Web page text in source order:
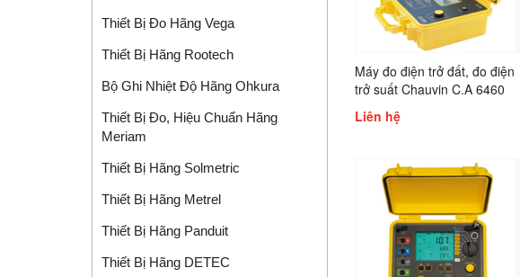
Máy đo điện trở đất, đo điện
trở suất Chauvin C.A 6460
Liên hệ
Thiết Bị Đo Hãng Vega
Thiết Bị Hãng Rootech
Bộ Ghi Nhiệt Độ Hãng Ohkura
Thiết Bị Đo, Hiệu Chuẩn Hãng
Meriam
Thiết Bị Hãng Solmetric
Thiết Bị Hãng Metrel
Thiết Bị Hãng Panduit
Thiết Bị Hãng DETEC